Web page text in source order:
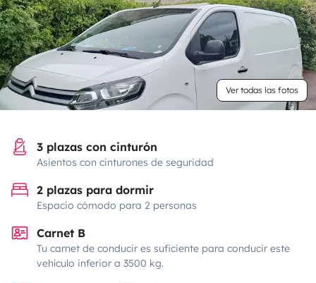
Ver todas las fotos
3 plazas con cinturón
Asientos con cinturones de seguridad
2 plazas para dormir
Espacio cómodo para 2 personas
Carnet B
Tu carnet de conducir es suficiente para conducir este
vehículo inferior a 3500 kg.